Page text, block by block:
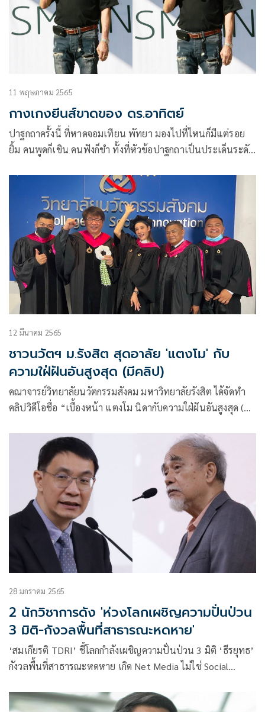
11 พฤษภาคม 2565
กางเกงยีนส์ขาดของ ดร.อาทิตย์
ปาฐกถาครั้งนี้ ที่หาดจอมเทียน พัทยา มองไปที่ไหนก็มีแต่รอย
ยิ้ม คนพูดก็เขิน คนฟังก็ขำ ทั้งที่หัวข้อปาฐกถาเป็นประเด็นระดับ
12 มีนาคม 2565
ชาวนวัตฯ ม.รังสิต สุดอาลัย 'แตงโม' กับ
ความใฝ่ฝันอันสูงสุด (มีคลิป)
คณาจารย์วิทยาลัยนวัตกรรมสังคม มหาวิทยาลัยรังสิต ได้จัดทำ
คลิปวิดีโอชื่อ “เบื้องหน้า แตงโม นิดากับความใฝ่ฝันอันสูงสุด (สุด
28 มกราคม 2565
2 นักวิชาการดัง 'ห่วงโลกเผชิญความปั่นป่วน
3 มิติ-กังวลพื้นที่สาธารณะหดหาย'
‘สมเกียรติ TDRI’ ชี้โลกกำลังเผชิญความปั่นป่วน 3 มิติ ‘ธีรยุทธ’
กังวลพื้นที่สาธารณะหดหาย เกิด Net Media ไม่ใช่ Social